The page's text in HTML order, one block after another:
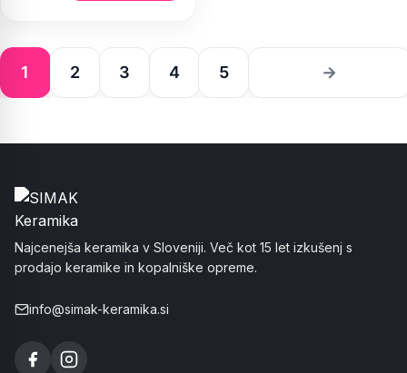
1 2 3 4 5 →
Najcenejša keramika v Sloveniji. Več kot 15 let izkušenj s
prodajo keramike in kopalniške opreme.
info@simak-keramika.si